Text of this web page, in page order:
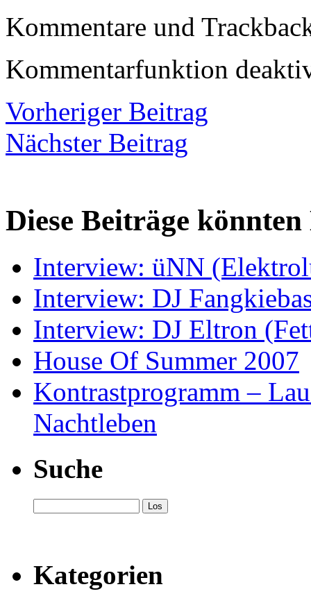
Kommentare und
Kommentarfunktion
Vorheriger Beitrag
Nächster Beitrag
Diese Beiträge
Interview: üNN
Interview: DJ
Interview: DJ Eltron
House Of Summer 2007
Kontrastprogramm –
Nachtleben
Suche
Kategorien